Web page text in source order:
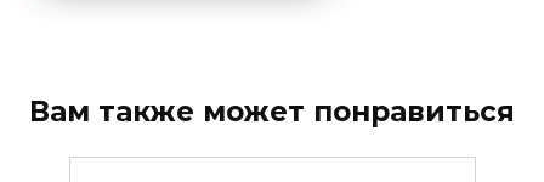
Вам также может понравиться